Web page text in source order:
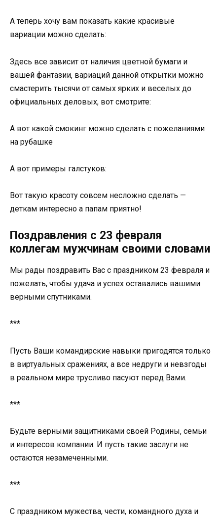
А теперь хочу вам показать какие красивые
вариации можно сделать:
Здесь все зависит от наличия цветной бумаги и
вашей фантазии, вариаций данной открытки можно
смастерить тысячи от самых ярких и веселых до
официальных деловых, вот смотрите:
А вот какой смокинг можно сделать с пожеланиями
на рубашке
А вот примеры галстуков:
Вот такую красоту совсем несложно сделать —
деткам интересно а папам приятно!
Поздравления с 23 февраля
коллегам мужчинам своими словами
Мы рады поздравить Вас с праздником 23 февраля и
пожелать, чтобы удача и успех оставались вашими
верными спутниками.
***
Пусть Ваши командирские навыки пригодятся только
в виртуальных сражениях, а все недруги и невзгоды
в реальном мире трусливо пасуют перед Вами.
***
Будьте верными защитниками своей Родины, семьи
и интересов компании. И пусть такие заслуги не
остаются незамеченными.
***
С праздником мужества, чести, командного духа и